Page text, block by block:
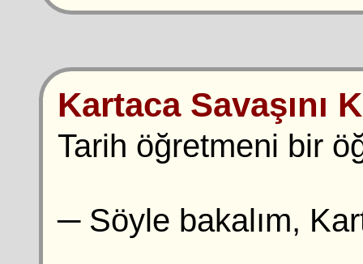
Kartaca Savaşını
Tarih öğretmeni bir
─ Söyle bakalım,